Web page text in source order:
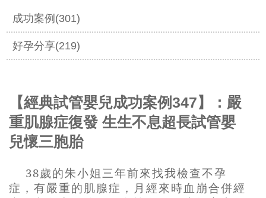
成功案例(301)
好孕分享(219)
【經典試管嬰兒成功案例347】：嚴
重肌腺症復發 生生不息超長試管嬰
兒懷三胞胎
38歲的朱小姐三年前來找我檢查不孕
症，有嚴重的肌腺症，月經來時血崩合併經